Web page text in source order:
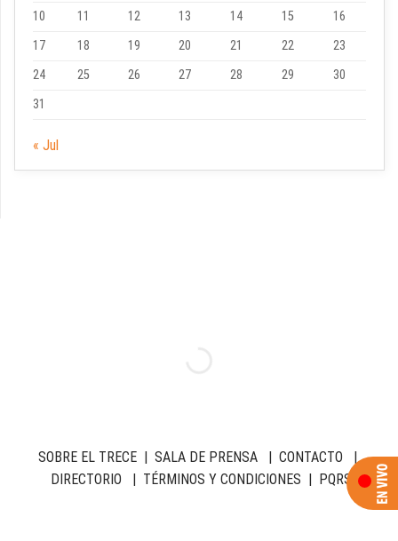
10
11 12 13 14 15
16
17
18 19 20 21 22
23
24
25 26 27 28 29
30
31
« Jul
SOBRE EL TRECE| SALA DE PRENSA| CONTACTO |
DIRECTORIO | TÉRMINOS Y CONDICIONES | PQRS